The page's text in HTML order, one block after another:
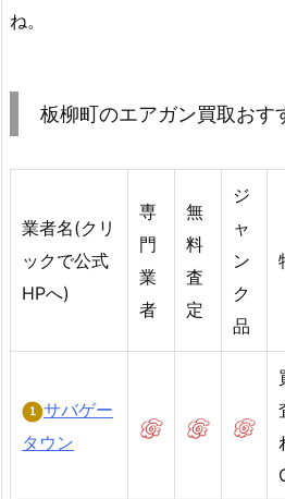
ね。
板柳町のエアガン買取おす
業者名(クリ
ックで公式
HPへ)
専
門
業
者
無
料
査
定
ジ
ャ
ン
ク
品
サバゲー
タウン